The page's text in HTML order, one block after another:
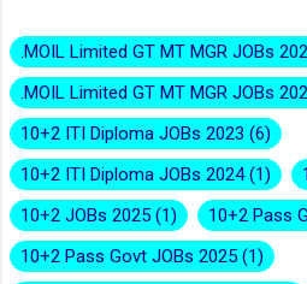
👆Online Applications Ends on
.MOIL Limited GT MT MGR JOBs
.MOIL Limited GT MT MGR JOBs
10+2 ITI Diploma JOBs 2023 6
10+2 ITI Diploma JOBs 2024 1
10+2 JOBs 2025 1 10+2 Pass
10+2 Pass Govt JOBs 2025 1